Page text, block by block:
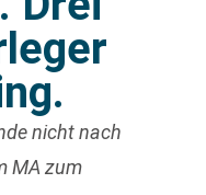
nicht nach
MA zum